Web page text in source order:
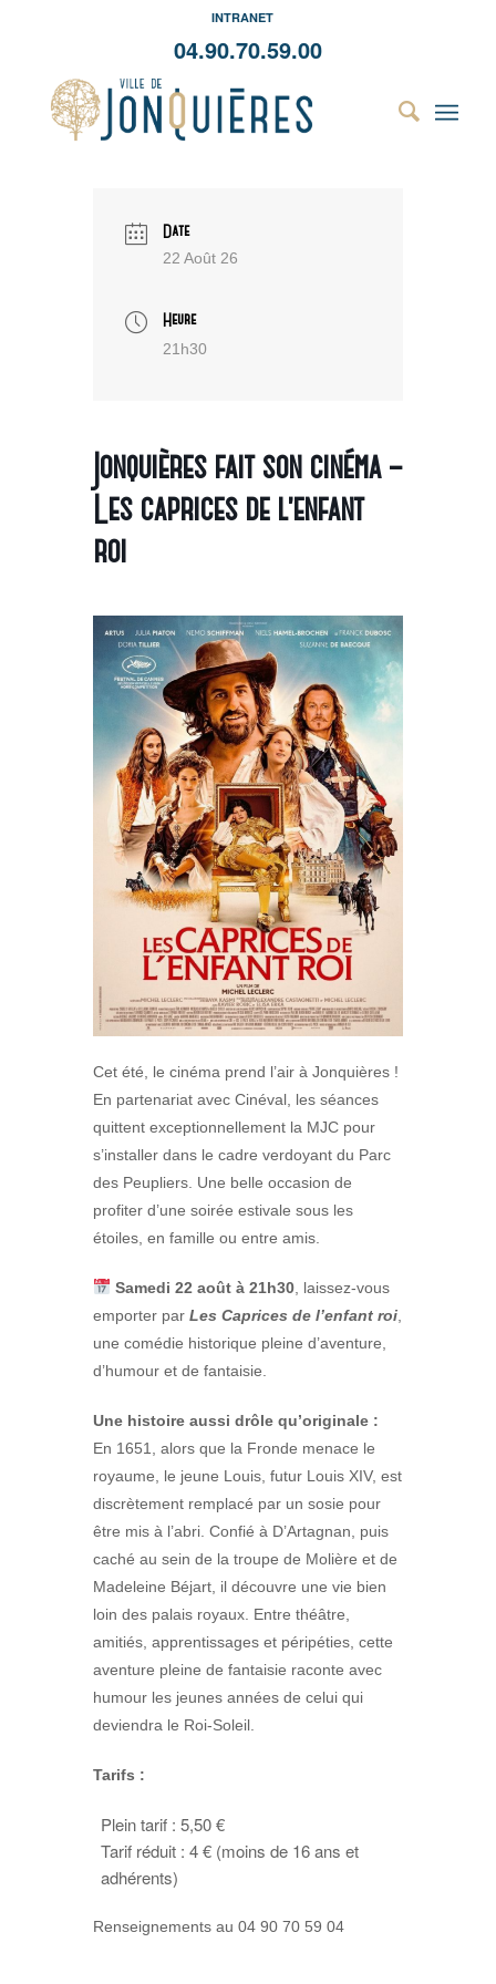
INTRANET
04.90.70.59.00
Date
22 Août 26
Heure
21h30
Jonquières fait son cinéma –
Les caprices de l’enfant
roi
Cet été, le cinéma prend l’air à Jonquières !
En partenariat avec Cinéval, les séances
quittent exceptionnellement la MJC pour
s’installer dans le cadre verdoyant du Parc
des Peupliers. Une belle occasion de
profiter d’une soirée estivale sous les
étoiles, en famille ou entre amis.
Samedi 22 août à 21h30, laissez-vous
emporter par Les Caprices de l’enfant roi
une comédie historique pleine d’aventure,
d’humour et de fantaisie.
Une histoire aussi drôle qu’originale :
En 1651, alors que la Fronde menace le
royaume, le jeune Louis, futur Louis XIV, est
discrètement remplacé par un sosie pour
être mis à l’abri. Confié à D’Artagnan, puis
caché au sein de la troupe de Molière et de
Madeleine Béjart, il découvre une vie bien
loin des palais royaux. Entre théâtre,
amitiés, apprentissages et péripéties, cette
aventure pleine de fantaisie raconte avec
humour les jeunes années de celui qui
deviendra le Roi-Soleil.
Tarifs :
Plein tarif : 5,50 €
Tarif réduit : 4 € (moins de 16 ans et
adhérents)
Renseignements au 04 90 70 59 04